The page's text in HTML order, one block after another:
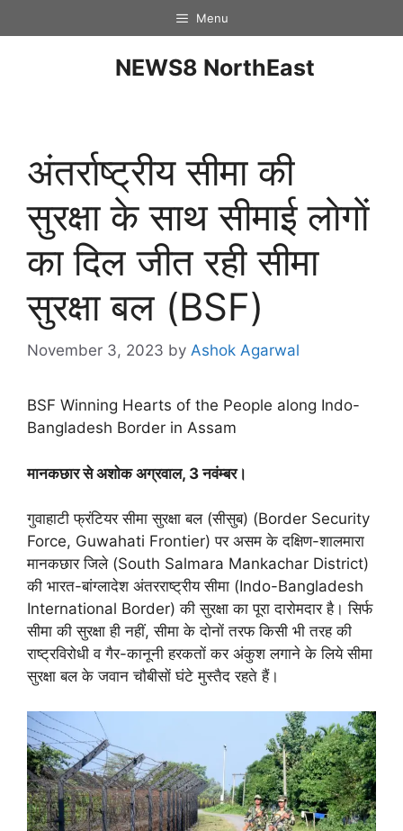
Menu
NEWS8 NorthEast
अंतर्राष्ट्रीय सीमा की
सुरक्षा के साथ सीमाई लाेगाें
का दिल जीत रही सीमा
सुरक्षा बल (BSF)
November 3, 2023 by Ashok Agarwal
BSF Winning Hearts of the People along Indo-
Bangladesh Border in Assam
मानकछार से अशाेक अग्रवाल, 3 नवंम्बर।
गुवाहाटी फ्रंटियर सीमा सुरक्षा बल (सीसुब) (Border Security
Force, Guwahati Frontier) पर असम के दक्षिण-शालमारा
मानकछार जिले (South Salmara Mankachar District)
की भारत-बांग्लादेश अंतरराष्ट्रीय सीमा (Indo-Bangladesh
International Border) की सुरक्षा का पूरा दारोमदार है। सिर्फ
सीमा की सुरक्षा ही नहीं, सीमा के दाेनाें तरफ किसी भी तरह की
राष्ट्रविरोधी व गैर-कानूनी हरकताें कर अंकुश लगाने के लिये सीमा
सुरक्षा बल के जवान चाैबीसाें घंटे मुस्तैद रहते हैं।